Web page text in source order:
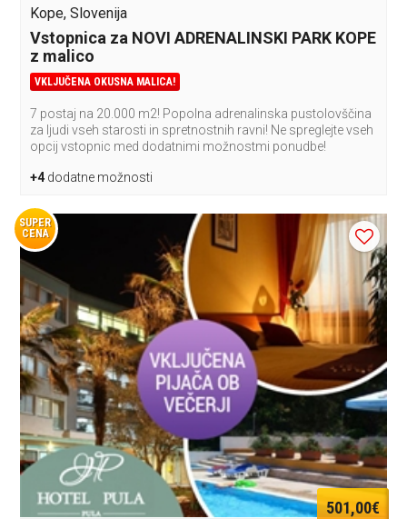
Kope, Slovenija
Vstopnica za NOVI ADRENALINSKI PARK KOPE
z malico
VKLJUČENA OKUSNA MALICA!
7 postaj na 20.000 m2! Popolna adrenalinska pustolovščina
za ljudi vseh starosti in spretnostnih ravni! Ne spreglejte vseh
opcij vstopnic med dodatnimi možnostmi ponudbe!
+4 dodatne možnosti
SUPER
CENA
501,00€